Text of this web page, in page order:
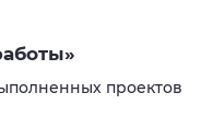
проектов